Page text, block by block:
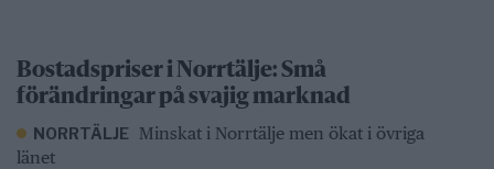
Bostadspriser i Norrtälje: Små
förändringar på svajig marknad
NORRTÄLJE Minskat i Norrtälje men ökat i övriga
länet